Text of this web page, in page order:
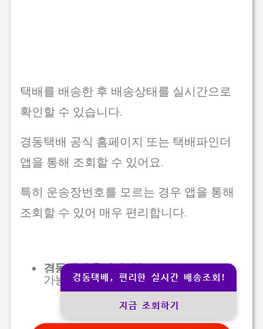
택배를 배송한 후 배송상태를 실시간으로
확인할 수 있습니다.
경동택배 공식 홈페이지 또는 택배파인더
앱을 통해 조회할 수 있어요.
특히 운송장번호를 모르는 경우 앱을 통해
조회할 수 있어 매우 편리합니다.
경동택배 홈페이지(운송장번호로 조회
가능)
경동택배, 편리한 실시간 배송조회!
지금 조회하기